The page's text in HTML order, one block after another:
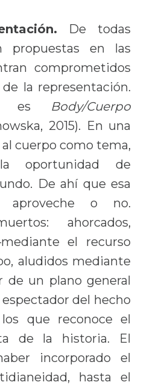
De todas
propuestas en las
comprometidos
la representación.
es Body/Cuerpo
2015). En una
cuerpo como tema,
oportunidad de
De ahí que esa
aproveche o no.
ahorcados,
el recurso
aludidos mediante
un plano general
del hecho
que reconoce el
de la historia. El
incorporado el
hasta el